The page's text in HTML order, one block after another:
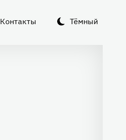
Тёмный
Контакты